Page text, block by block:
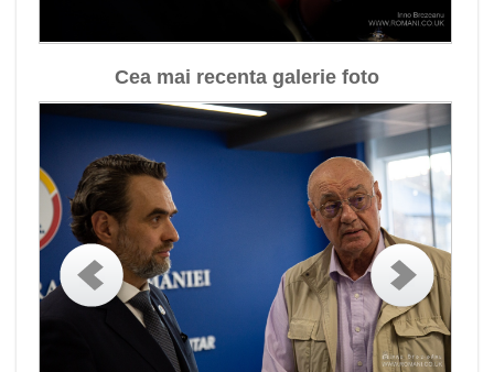
Cea mai recenta galerie foto